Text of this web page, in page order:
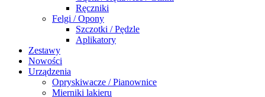
Ręczniki
Felgi / Opony
Szczotki / Pędzle
Aplikatory
Zestawy
Nowości
Urządzenia
Opryskiwacze / Pianownice
Mierniki lakieru